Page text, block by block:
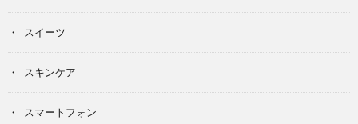
スイーツ
スキンケア
スマートフォン